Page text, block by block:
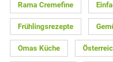
Rama Cremefine
Frühlingsrezepte
Omas Küche